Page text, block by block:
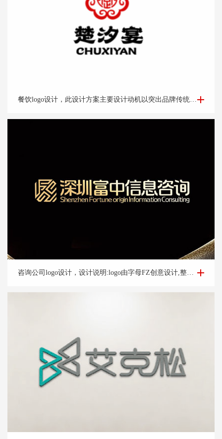
餐饮logo设计-楚*宴餐饮公司logo设计 餐饮logo设计，此设计方案主要设计动机以突出品牌传统老字号的品牌调性出发。以祥云纹路做外围。中心以“楚汉字的变形窗格轩辕造型，亭台楼阁酒肆的视觉印象，链接企业的行业特征
咨询公司logo设计-深圳富*咨询公司logo设计案例 咨询公司logo设计，设计说明:logo由字母FZ创意设计,整体方正大气,整体宛如图腾整体动态上扬,亮眼,体现好机会含义,整体设计简洁大气,易辨识让人过目不忘